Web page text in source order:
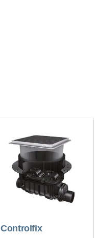
Controlfix